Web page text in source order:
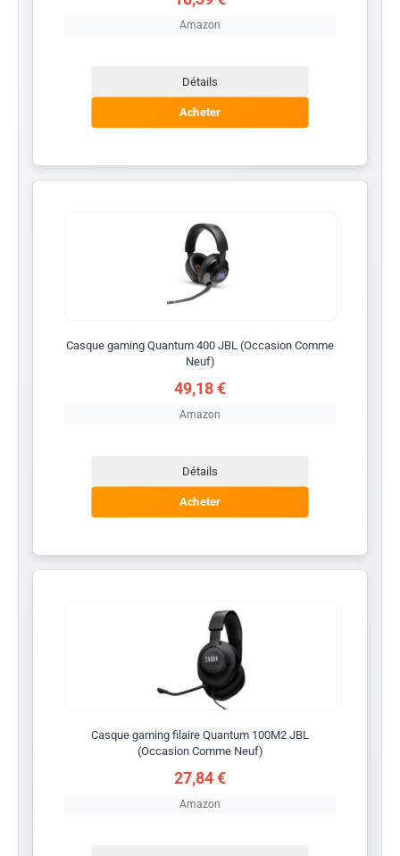
Amazon
Détails
Acheter
Casque gaming Quantum 400 JBL (Occasion Comme
Neuf)
49,18 €
Amazon
Détails
Acheter
Casque gaming filaire Quantum 100M2 JBL
(Occasion Comme Neuf)
27,84 €
Amazon